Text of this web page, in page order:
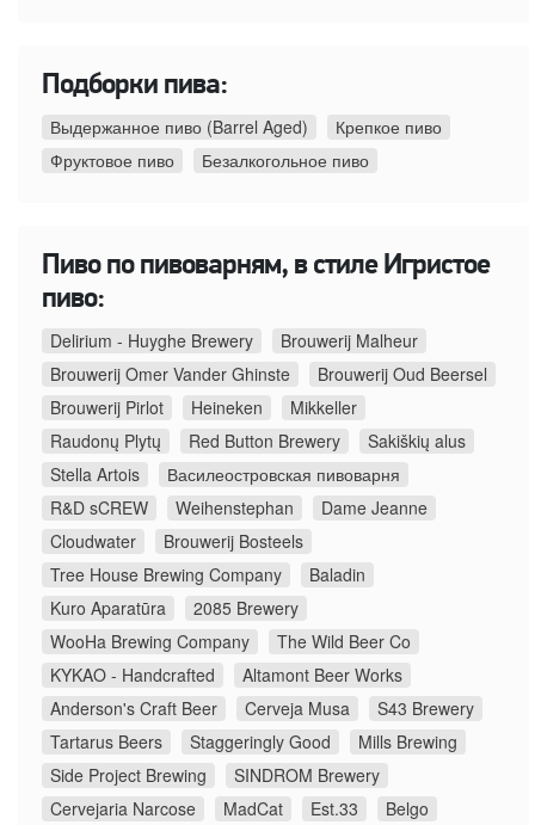
Подборки пива:
Выдержанное пиво (Barrel Aged)
Крепкое пиво
Фруктовое пиво
Безалкогольное пиво
Пиво по пивоварням, в стиле Игристое
пиво:
Delirium - Huyghe Brewery
Brouwerij Malheur
Brouwerij Omer Vander Ghinste
Brouwerij Oud Beersel
Brouwerij Pirlot
Heineken
Mikkeller
Raudonų Plytų
Red Button Brewery
Sakiškių alus
Stella Artois
Василеостровская пивоварня
R&D sCREW
Weihenstephan
Dame Jeanne
Cloudwater
Brouwerij Bosteels
Tree House Brewing Company
Baladin
Kuro Aparatūra
2085 Brewery
WooHa Brewing Company
The Wild Beer Co
KYKAO - Handcrafted
Altamont Beer Works
Anderson's Craft Beer
Cerveja Musa
S43 Brewery
Tartarus Beers
Staggeringly Good
Mills Brewing
Side Project Brewing
SINDROM Brewery
Cervejaria Narcose
MadCat Est.33
Belgo